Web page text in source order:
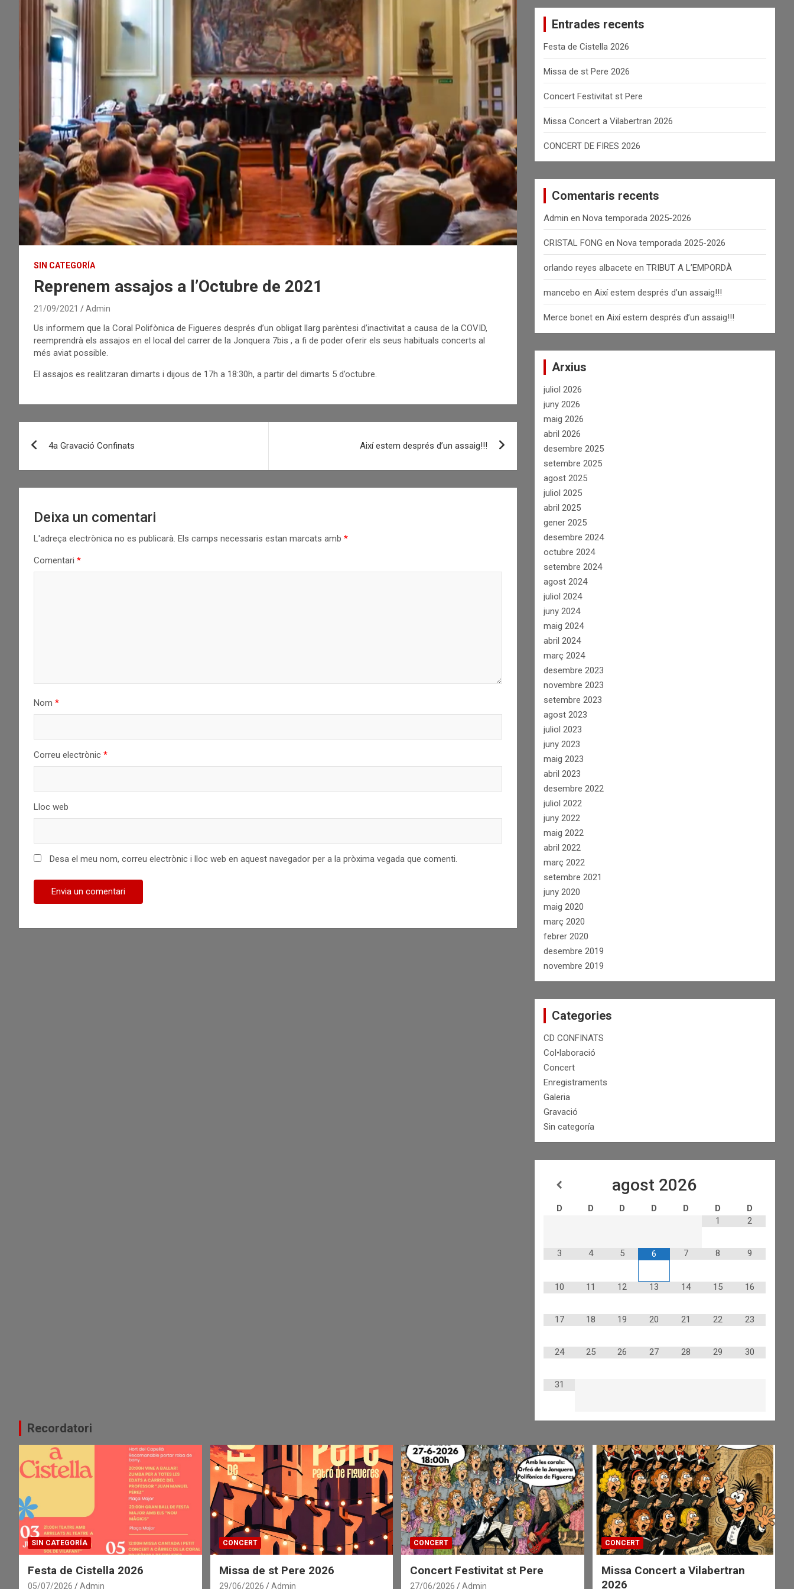
SIN CATEGORÍA
Reprenem assajos a l’Octubre de 2021
21/09/2021 Admin
Us informem que la Coral Polifònica de Figueres després d’un obligat llarg parèntesi d’inactivitat a causa de la COVID,
reemprendrà els assajos en el local del carrer de la Jonquera 7bis , a fi de poder oferir els seus habituals concerts al
més aviat possible.
El assajos es realitzaran dimarts i dijous de 17h a 18:30h, a partir del dimarts 5 d’octubre.
4a Gravació Confinats Així estem després d’un assaig!!!
Deixa un comentari
L'adreça electrònica no es publicarà. Els camps necessaris estan marcats amb *
Comentari *
Nom *
Correu electrònic *
Lloc web
Desa el meu nom, correu electrònic i lloc web en aquest navegador per a la pròxima vegada que comenti.
c
Entrades recents
Festa de Cistella 2026
Missa de st Pere 2026
Concert Festivitat st Pere
Missa Concert a Vilabertran 2026
CONCERT DE FIRES 2026
Comentaris recents
Admin enNova temporada 2025-2026
CRISTAL FONG enNova temporada 2025-2026
orlando reyes albacete enTRIBUT A L’EMPORDÀ
mancebo enAixí estem després d’un assaig!!!
Merce bonet enAixí estem després d’un assaig!!!
Arxius
juliol 2026
juny 2026
maig 2026
abril 2026
desembre 2025
setembre 2025
agost 2025
juliol 2025
abril 2025
gener 2025
desembre 2024
octubre 2024
setembre 2024
agost 2024
juliol 2024
juny 2024
maig 2024
abril 2024
març 2024
desembre 2023
novembre 2023
setembre 2023
agost 2023
juliol 2023
juny 2023
maig 2023
abril 2023
desembre 2022
juliol 2022
juny 2022
maig 2022
abril 2022
març 2022
setembre 2021
juny 2020
maig 2020
març 2020
febrer 2020
desembre 2019
novembre 2019
Categories
CD CONFINATS
Col•laboració
Concert
Enregistraments
Galeria
Gravació
Sin categoría
agost 2026
D D D D D D
D
1
2
3 4 5 6 7 8 9
10 11 12 13 14 15 16
17 18 19 20 21 22 23
24 25 26 27 28 29 30
31
Recordatori
SIN CATEGORÍA
Festa de Cistella 2026
05/07/2026 Admin
CONCERT
Missa de st Pere 2026
29/06/2026 Admin
CONCERT
Concert Festivitat st Pere
27/06/2026 Admin
CONCERT
Missa Concert a Vilabertran
2026